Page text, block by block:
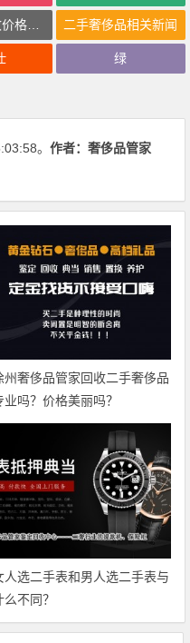
二手奢侈品相关新闻
绿
。作者：奢侈品管家
州奢侈品管家回收二手奢侈品
业吗？价格美丽吗？
人选二手表和男人选二手表与
么不同？